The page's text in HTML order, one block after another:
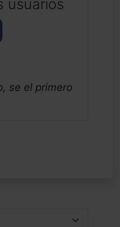
usuarios
se el primero